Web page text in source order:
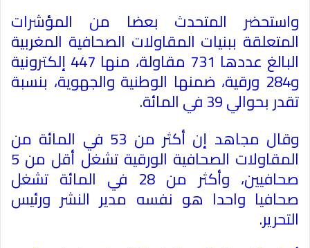
واستحضر المتحدث بعضا من المؤشرات
المتعلقة ببنيات المقاولات الصحافية المغربية
البالغ عددها 731 مقاولة، منها 447 إلكترونية
و284 ورقية، ضمنها الوطنية والجهوية، بنسبة
تقدر بحوالي 39 في المائة
.
وقال مجاهد إن أكثر من 53 في المائة من
المقاولات الصحافية الورقية تشغل أقل من 5
صحافيين، وأكثر من 28 في المائة تشغل
صحافيا واحدا هو نفسه مدير النشر ورئيس
التحرير.